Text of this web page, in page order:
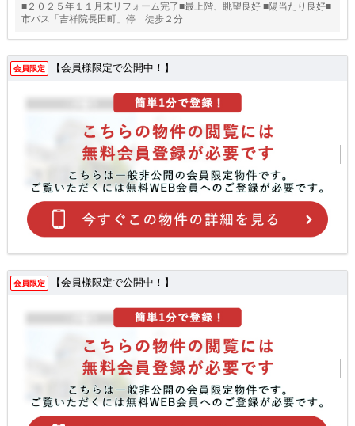
■２０２５年１１月末リフォーム完了■最上階、眺望良好 ■陽当たり良好■
市バス「吉祥院長田町」停 徒歩２分
会員限定 【会員様限定で公開中！】
会員限定 【会員様限定で公開中！】